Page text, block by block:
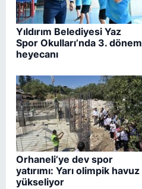
Yıldırım Belediyesi Yaz
Spor Okulları’nda 3. dönem
heyecanı
Orhaneli’ye dev spor
yatırımı: Yarı olimpik havuz
yükseliyor